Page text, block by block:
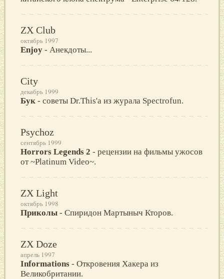
ZX Club
октябрь 1997
Enjoy - Анекдоты...
City
декабрь 1999
Бук - советы Dr.This'a из жуpала Spectrofun.
Psychoz
сентябрь 1999
Horrors Legends 2 - рецензии на фильмы ужосов
от ~Platinum Video~.
ZX Light
октябрь 1998
Приколы - Cпиридoн Мaртыныч Ктoрoв.
ZX Doze
апрель 1997
Informations - Откровения Хакера из
Великобритании.